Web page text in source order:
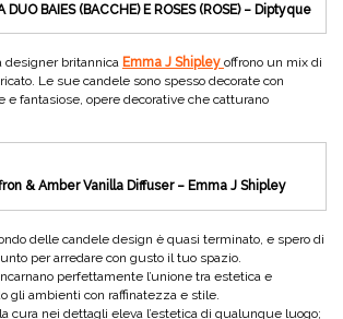
DUO BAIES (BACCHE) E ROSES (ROSE) – Diptyque
designer britannica Emma J Shipley offrono un mix di
Le sue candele sono spesso decorate con
e fantasiose, opere decorative che catturano
& Amber Vanilla Diffuser – Emma J Shipley
delle candele design è quasi terminato, e spero di
per arredare con gusto il tuo spazio.
perfettamente l’unione tra estetica e
gli ambienti con raffinatezza e stile.
cura nei dettagli eleva l’estetica di qualunque luogo;